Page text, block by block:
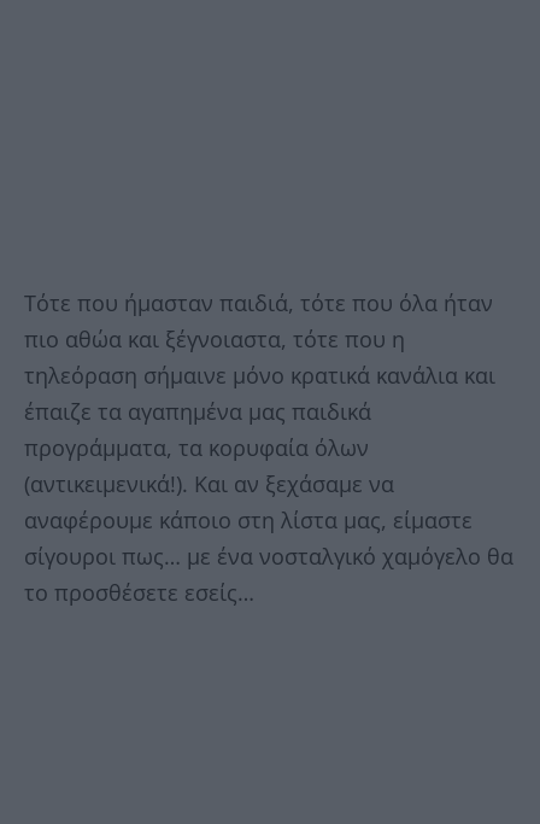
Tότε που ήμασταν παιδιά, τότε που όλα ήταν
πιο αθώα και ξέγνοιαστα, τότε που η
τηλεόραση σήμαινε μόνο κρατικά κανάλια και
έπαιζε τα αγαπημένα μας παιδικά
προγράμματα, τα κορυφαία όλων
(αντικειμενικά!). Και αν ξεχάσαμε να
αναφέρουμε κάποιο στη λίστα μας, είμαστε
σίγουροι πως… με ένα νοσταλγικό χαμόγελο θα
το προσθέσετε εσείς…